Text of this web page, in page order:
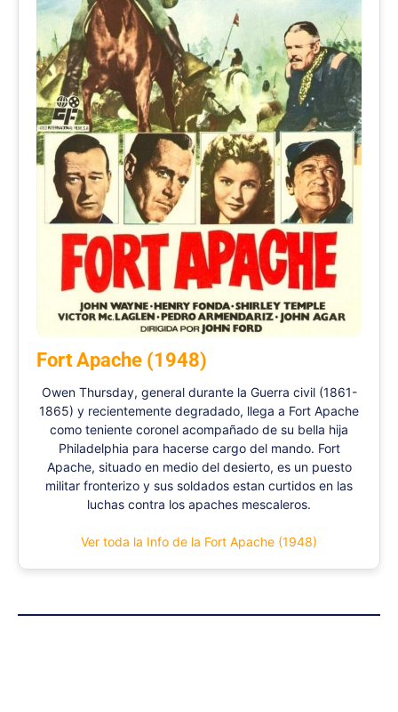
Fort Apache (1948)
Owen Thursday, general durante la Guerra civil (1861-
1865) y recientemente degradado, llega a Fort Apache
como teniente coronel acompañado de su bella hija
Philadelphia para hacerse cargo del mando. Fort
Apache, situado en medio del desierto, es un puesto
militar fronterizo y sus soldados estan curtidos en las
luchas contra los apaches mescaleros.
Ver toda la Info de la Fort Apache (1948)